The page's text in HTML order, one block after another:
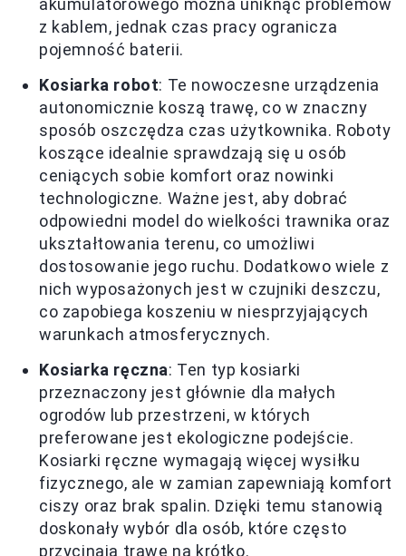
akumulatorowego można uniknąć problemów
z kablem, jednak czas pracy ogranicza
pojemność baterii.
Kosiarka robot: Te nowoczesne urządzenia
autonomicznie koszą trawę, co w znaczny
sposób oszczędza czas użytkownika. Roboty
koszące idealnie sprawdzają się u osób
ceniących sobie komfort oraz nowinki
technologiczne. Ważne jest, aby dobrać
odpowiedni model do wielkości trawnika oraz
ukształtowania terenu, co umożliwi
dostosowanie jego ruchu. Dodatkowo wiele z
nich wyposażonych jest w czujniki deszczu,
co zapobiega koszeniu w niesprzyjających
warunkach atmosferycznych.
Kosiarka ręczna: Ten typ kosiarki
przeznaczony jest głównie dla małych
ogrodów lub przestrzeni, w których
preferowane jest ekologiczne podejście.
Kosiarki ręczne wymagają więcej wysiłku
fizycznego, ale w zamian zapewniają komfort
ciszy oraz brak spalin. Dzięki temu stanowią
doskonały wybór dla osób, które często
przycinają trawę na krótko.